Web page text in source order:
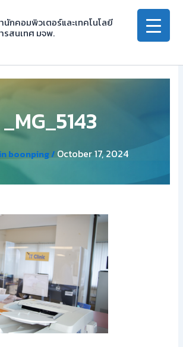
นักคอมพิวเตอร์และเทคโนโลยี
รสนเทศ มจพ.
_MG_5143
boonping/ October 17, 2024